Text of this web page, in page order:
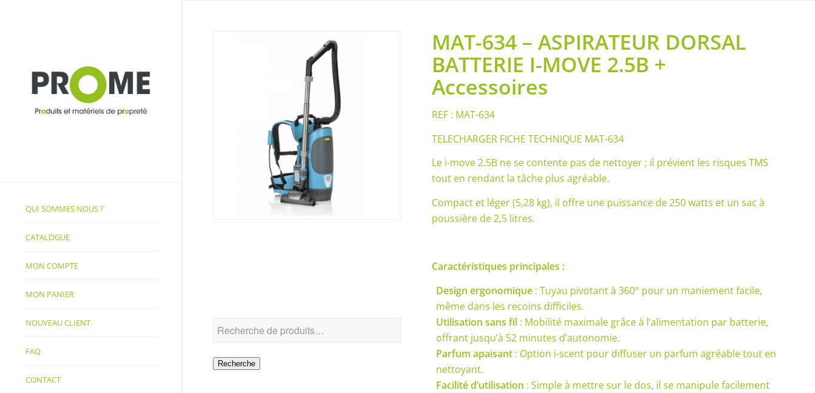
QUI SOMMES NOUS ?
CATALOGUE
MON COMPTE
MON PANIER
NOUVEAU CLIENT
FAQ
CONTACT
Recherche
MAT-634 – ASPIRATEUR DORSAL
BATTERIE I-MOVE 2.5B +
Accessoires
REF : MAT-634
TELECHARGER FICHE TECHNIQUE MAT-634
Le i-move 2.5B ne se contente pas de nettoyer ; il prévient les risques TMS
tout en rendant la tâche plus agréable.
Compact et léger (5,28 kg), il offre une puissance de 250 watts et un sac à
poussière de 2,5 litres.
Caractéristiques principales :
Design ergonomique : Tuyau pivotant à 360° pour un maniement facile,
même dans les recoins difficiles.
Utilisation sans fil : Mobilité maximale grâce à l’alimentation par batterie,
offrant jusqu’à 52 minutes d’autonomie.
Parfum apaisant : Option i-scent pour diffuser un parfum agréable tout en
nettoyant.
Facilité d’utilisation : Simple à mettre sur le dos, il se manipule facilement